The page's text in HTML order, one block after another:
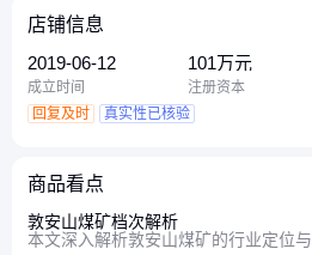
店铺信息
2019-06-12
成立时间
101万元
注册资本
回复及时
真实性已核验
商品看点
敦安山煤矿档次解析
本文深入解析敦安山煤矿的行业定位与